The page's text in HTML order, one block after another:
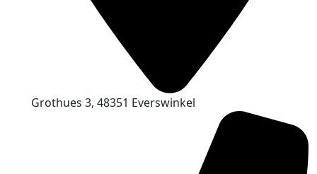
Grothues 3, 48351 Everswinkel